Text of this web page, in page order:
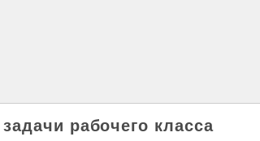
рабочего класса